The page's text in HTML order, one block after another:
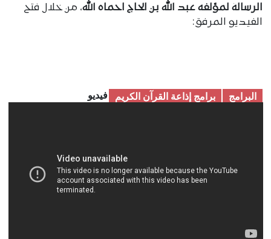
الرسالة لمؤلفه عبد الله بن الحاج احماه الله، من خلال فتح
الفيديو المرفق:
البرامج برامج إذاعة القرآن الكریم فيديو